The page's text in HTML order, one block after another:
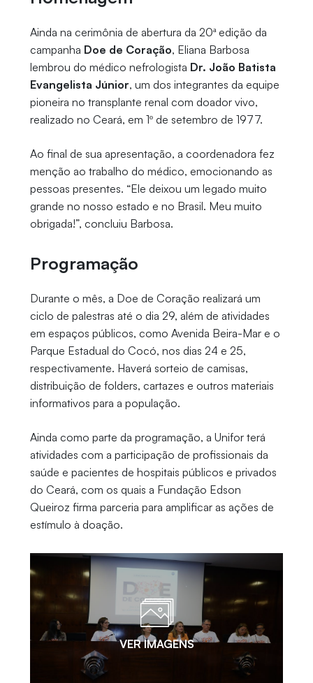
Ainda na cerimônia de abertura da 20ª edição da
campanha Doe de Coração, Eliana Barbosa
lembrou do médico nefrologista Dr. João Batista
Evangelista Júnior, um dos integrantes da equipe
pioneira no transplante renal com doador vivo,
realizado no Ceará, em 1º de setembro de 1977.
Ao final de sua apresentação, a coordenadora fez
menção ao trabalho do médico, emocionando as
pessoas presentes. “Ele deixou um legado muito
grande no nosso estado e no Brasil. Meu muito
obrigada!”, concluiu Barbosa.
Programação
Durante o mês, a Doe de Coração realizará um
ciclo de palestras até o dia 29, além de atividades
em espaços públicos, como Avenida Beira-Mar e o
Parque Estadual do Cocó, nos dias 24 e 25,
respectivamente. Haverá sorteio de camisas,
distribuição de folders, cartazes e outros materiais
informativos para a população.
Ainda como parte da programação, a Unifor terá
atividades com a participação de profissionais da
saúde e pacientes de hospitais públicos e privados
do Ceará, com os quais a Fundação Edson
Queiroz firma parceria para amplificar as ações de
estímulo à doação.
VER IMAGENS